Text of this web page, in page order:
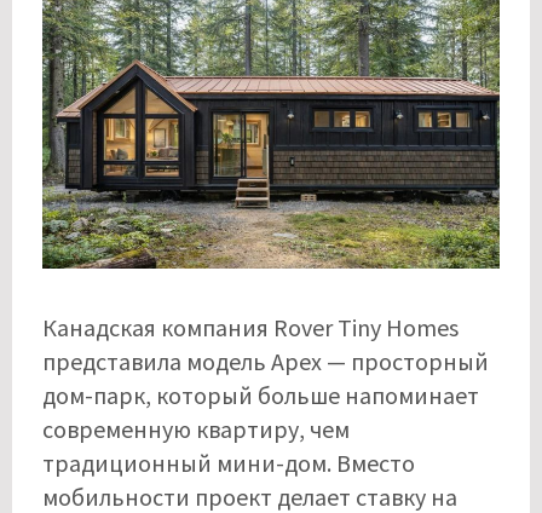
Канадская компания Rover Tiny Homes
представила модель Apex — просторный
дом-парк, который больше напоминает
современную квартиру, чем
традиционный мини-дом. Вместо
мобильности проект делает ставку на